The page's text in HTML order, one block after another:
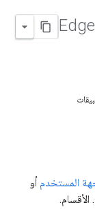
المستخدم أو